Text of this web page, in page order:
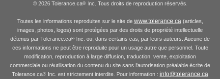
© 2026 Tolerance.ca®Inc. Tous droits de reproduction réservés.
Toutes les informations reproduites sur le site de www.tolerance.ca(articles,
images, photos, logos) sont protégées par des droits de propriété intellectuelle
détenus par Tolerance.ca® Inc. ou, dans certains cas, par leurs auteurs. Aucune de
ces informations ne peut être reproduite pour un usage autre que personnel. Toute
modification, reproduction à large diffusion, traduction, vente, exploitation
commerciale ou réutilisation du contenu du site sans l'autorisation préalable écrite de
Tolerance.ca® Inc. est strictement interdite. Pour information : info@tolerance.ca